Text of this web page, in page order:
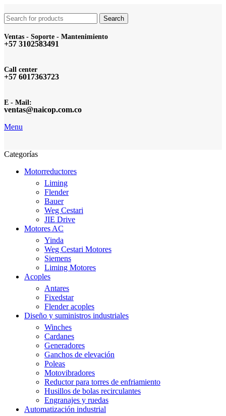
Search
Ventas - Soporte - Mantenimiento
+57 3102583491
Call center
+57 6017363723
E - Mail:
ventas@naicop.com.co
Menu
Categorías
Motorreductores
Liming
Flender
Bauer
Weg Cestari
JIE Drive
Motores AC
Yinda
Weg Cestari Motores
Siemens
Liming Motores
Acoples
Antares
Fixedstar
Flender acoples
Diseño y suministros industriales
Winches
Cardanes
Generadores
Ganchos de elevación
Poleas
Motovibradores
Reductor para torres de enfriamiento
Husillos de bolas recirculantes
Engranajes y ruedas
Automatización industrial